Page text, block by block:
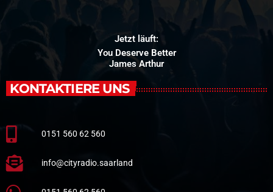
Jetzt läuft:
You Deserve Better
James Arthur
KONTAKTIERE UNS
0151 560 62 560
info@cityradio.saarland